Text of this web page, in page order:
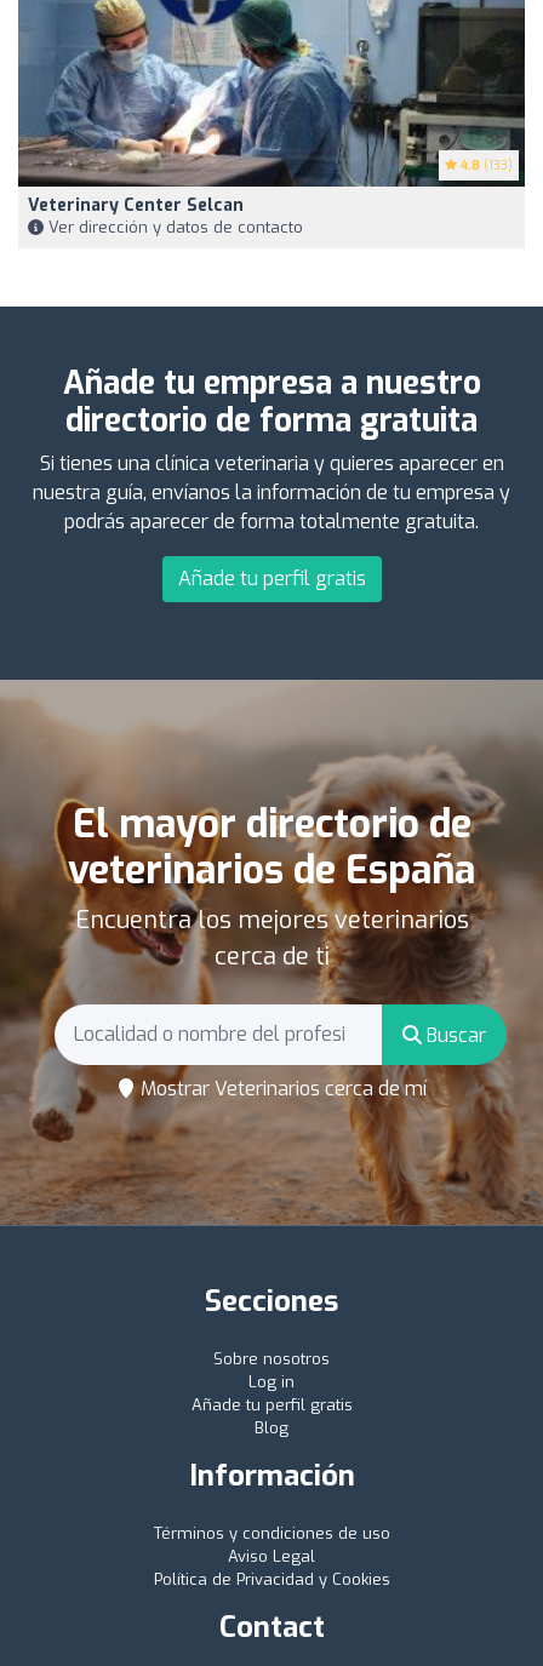
4.8 (133)
Veterinary Center Selcan
Ver dirección y datos de contacto
Añade tu empresa a nuestro
directorio de forma gratuita
Si tienes una clínica veterinaria y quieres aparecer en
nuestra guía, envíanos la información de tu empresa y
podrás aparecer de forma totalmente gratuita.
Añade tu perfil gratis
El mayor directorio de
veterinarios de España
Encuentra los mejores veterinarios
cerca de ti
Buscar
Mostrar Veterinarios cerca de mí
Secciones
Sobre nosotros
Log in
Añade tu perfil gratis
Blog
Información
Términos y condiciones de uso
Aviso Legal
Política de Privacidad y Cookies
Contact